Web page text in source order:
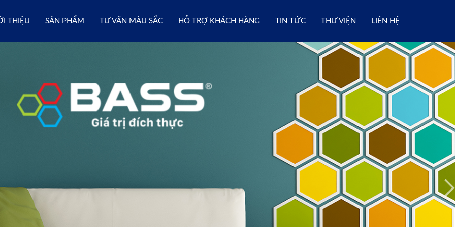
THIỆU SẢN PHẨM TƯ VẤN MÀU SẮC HỖ TRỢ KHÁCH HÀNG TIN TỨC THƯ VIỆN LIÊN HỆ